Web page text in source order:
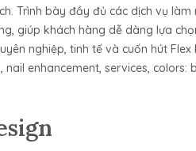
Trình bày đầy đủ các dịch vụ làm
giúp khách hàng dễ dàng lựa
nghiệp, tinh tế và cuốn hút Flex
nail enhancement, services, colors: